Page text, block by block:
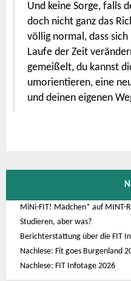
Und keine Sorge, falls
doch nicht ganz das
völlig normal, dass
Laufe der Zeit
gemeißelt, du kannst
umorientieren, eine
und deinen eigenen
MiNi-FIT! Mädchen* auf MINT-
Studieren, aber was?
Berichterstattung über die FIT
Nachlese: Fit goes Burgenland
Nachlese: FIT Infotage 2026